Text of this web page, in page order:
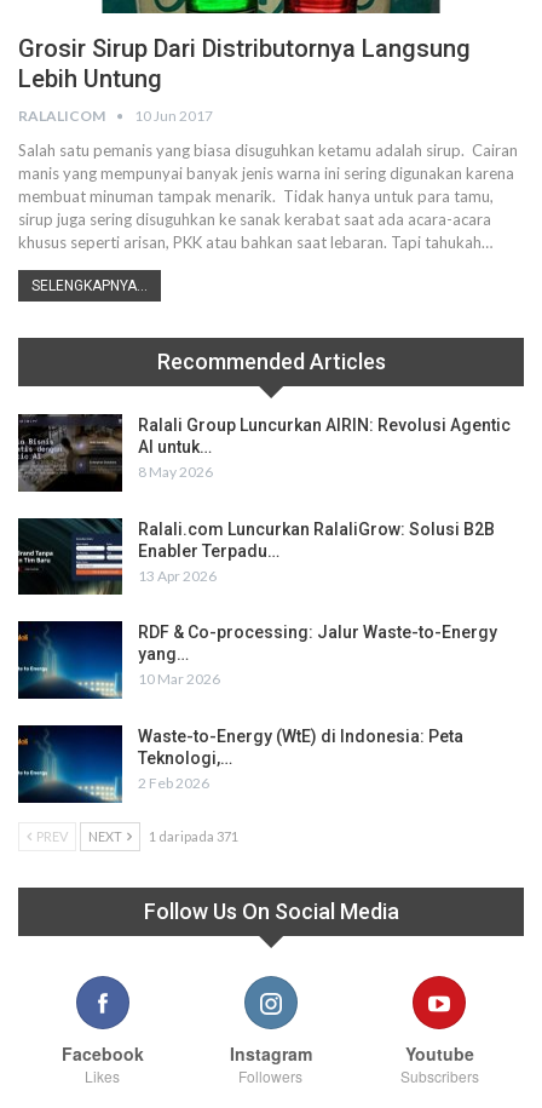
Grosir Sirup Dari Distributornya Langsung
Lebih Untung
RALALICOM 10 Jun 2017
Salah satu pemanis yang biasa disuguhkan ketamu adalah sirup. Cairan
manis yang mempunyai banyak jenis warna ini sering digunakan karena
membuat minuman tampak menarik. Tidak hanya untuk para tamu,
sirup juga sering disuguhkan ke sanak kerabat saat ada acara-acara
khusus seperti arisan, PKK atau bahkan saat lebaran. Tapi tahukah…
SELENGKAPNYA...
Recommended Articles
Ralali Group Luncurkan AIRIN: Revolusi Agentic
AI untuk…
8 May 2026
Ralali.com Luncurkan RalaliGrow: Solusi B2B
Enabler Terpadu…
13 Apr 2026
RDF & Co-processing: Jalur Waste-to-Energy
yang…
10 Mar 2026
Waste-to-Energy (WtE) di Indonesia: Peta
Teknologi,…
2 Feb 2026
PREV NEXT 1 daripada 371
Follow Us On Social Media
Facebook
Likes
Instagram
Followers
Youtube
Subscribers